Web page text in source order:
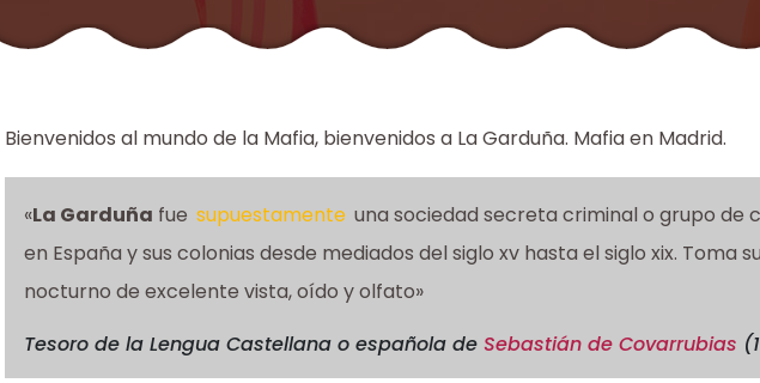
Bienvenidos al mundo de la Mafia, bienvenidos a La Garduña. Mafia en Madrid.
«La Garduña fue supuestamente una sociedad secreta criminal o grupo de
en España y sus colonias desde mediados del siglo xv hasta el siglo xix.
nocturno de excelente vista, oído y olfato»
Tesoro de la Lengua Castellana o española de Sebastián de Covarrubias